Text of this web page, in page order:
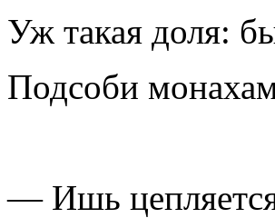
Уж такая доля:
Подсоби
— Ишь